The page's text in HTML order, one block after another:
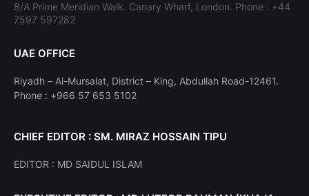
8/A Prime Meridian Walk. Canary Wharf, London. Phone : +44
7597 597282
UAE OFFICE
Riyadh – Al-Mursalat, District – King, Abdullah Road-12461.
Phone : +966 57 653 5102
CHIEF EDITOR : SM. MIRAZ HOSSAIN TIPU
EDITOR : MD SAIDUL ISLAM